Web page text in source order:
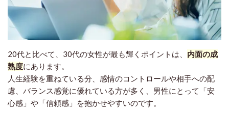
20代と比べて、30代の女性が最も輝くポイントは、 内面の成
熟度にあります。
人生経験を重ねている分、感情のコントロールや相手への配
慮、バランス感覚に優れている方が多く、男性にとって「安
心感」や「信頼感」を抱かせやすいのです。